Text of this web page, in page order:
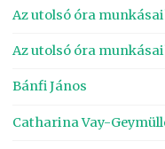
Az utolsó óra
Az utolsó óra
Bánfi János
Catharina Vay-